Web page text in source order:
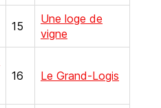
15
Une loge de
vigne
16 Le Grand-Logis